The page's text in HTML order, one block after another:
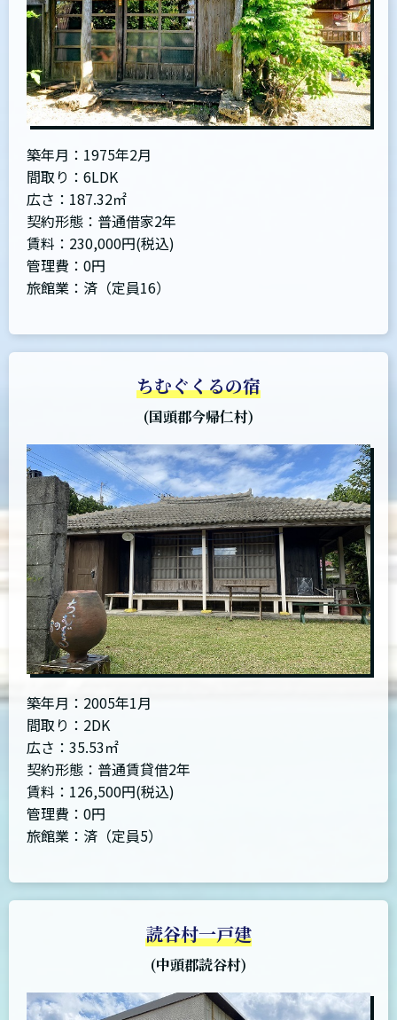
築年月：1975年2月
間取り：6LDK
広さ：187.32㎡
契約形態：普通借家2年
賃料：230,000円(税込)
管理費：0円
旅館業：済（定員16）
ちむぐくるの宿
(国頭郡今帰仁村)
築年月：2005年1月
間取り：2DK
広さ：35.53㎡
契約形態：普通賃貸借2年
賃料：126,500円(税込)
管理費：0円
旅館業：済（定員5）
読谷村一戸建
(中頭郡読谷村)